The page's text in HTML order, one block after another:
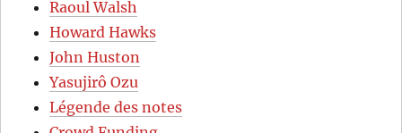
Raoul Walsh
Howard Hawks
John Huston
Yasujirô Ozu
Légende des notes